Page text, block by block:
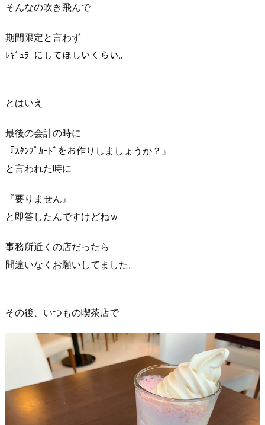
そんなの吹き飛んで
期間限定と言わず
ﾚｷﾞｭﾗｰにしてほしいくらい。
とはいえ
最後の会計の時に
『ｽﾀﾝﾌﾟｶｰﾄﾞをお作りしましょうか？』
と言われた時に
『要りません』
と即答したんですけどねｗ
事務所近くの店だったら
間違いなくお願いしてました。
その後、いつもの喫茶店で